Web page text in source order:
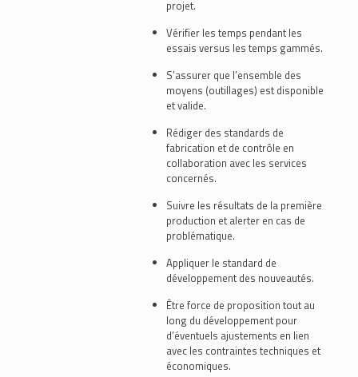
projet.
Vérifier les temps pendant les
essais versus les temps gammés.
S’assurer que l’ensemble des
moyens (outillages) est disponible
et valide.
Rédiger des standards de
fabrication et de contrôle en
collaboration avec les services
concernés.
Suivre les résultats de la première
production et alerter en cas de
problématique.
Appliquer le standard de
développement des nouveautés.
Être force de proposition tout au
long du développement pour
d’éventuels ajustements en lien
avec les contraintes techniques et
économiques.